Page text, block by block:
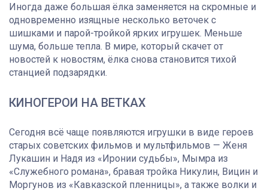
Иногда даже большая ёлка заменяется на скромные и
одновременно изящные несколько веточек с
шишками и парой-тройкой ярких игрушек. Меньше
шума, больше тепла. В мире, который скачет от
новостей к новостям, ёлка снова становится тихой
станцией подзарядки.
КИНОГЕРОИ НА ВЕТКАХ
Сегодня всё чаще появляются игрушки в виде героев
старых советских фильмов и мультфильмов — Женя
Лукашин и Надя из «Иронии судьбы», Мымра из
«Служебного романа», бравая тройка Никулин, Вицин и
Моргунов из «Кавказской пленницы», а также волки и